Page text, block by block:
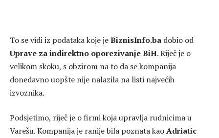
To se vidi iz podataka koje jeBiznisInfo.ba dobio od
Uprave za indirektno oporezivanje BiH. Riječ je o
velikom skoku, s obzirom na to da se kompanija
donedavno uopšte nije nalazila na listi najvećih
izvoznika.
Podsjetimo, riječ je o firmi koja upravlja rudnicima u
Varešu. Kompanija je ranije bila poznata kaoAdriatic